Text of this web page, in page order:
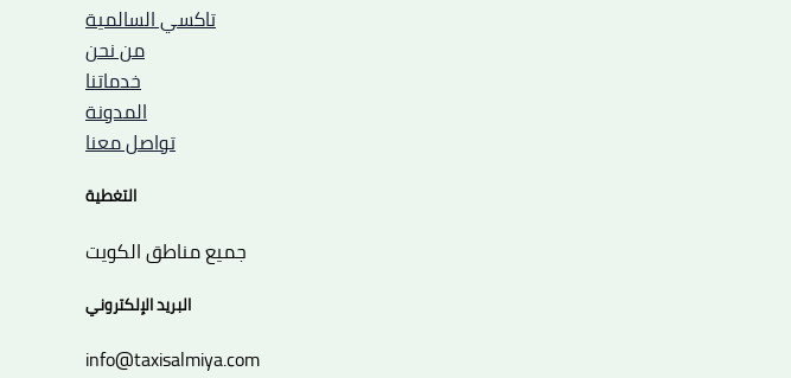
تاكسي السالمية
من نحن
خدماتنا
المدونة
تواصل معنا
التغطية
جميع مناطق الكويت
البريد الإلكتروني
info@taxisalmiya.com